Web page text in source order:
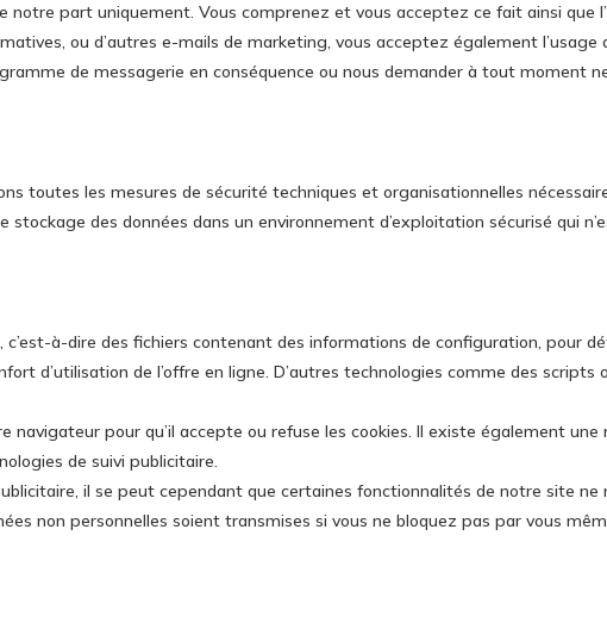
part uniquement. Vous comprenez et vous acceptez ce fait ainsi que
ou d’autres e-mails de marketing, vous acceptez également l’usage
de messagerie en conséquence ou nous demander à tout moment
toutes les mesures de sécurité techniques et organisationnelles
des données dans un environnement d’exploitation sécurisé qui
à-dire des fichiers contenant des informations de configuration, pour
d’utilisation de l’offre en ligne. D’autres technologies comme des
pour qu’il accepte ou refuse les cookies. Il existe également
de suivi publicitaire.
il se peut cependant que certaines fonctionnalités de notre site ne
non personnelles soient transmises si vous ne bloquez pas par vous